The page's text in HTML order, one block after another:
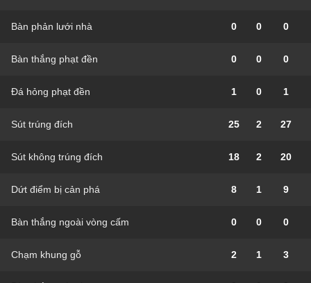
Bàn phản lưới nhà 0 0 0
Bàn thắng phạt đền 0 0 0
Đá hỏng phạt đền 1 0 1
Sút trúng đích 25 2 27
Sút không trúng đích 18 2 20
Dứt điểm bị cản phá 8 1 9
Bàn thắng ngoài vòng cấm 0 0 0
Chạm khung gỗ 2 1 3